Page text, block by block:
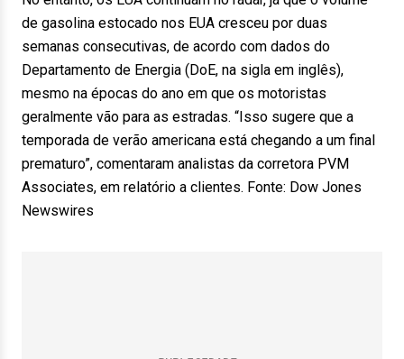
de gasolina estocado nos EUA cresceu por duas
semanas consecutivas, de acordo com dados do
Departamento de Energia (DoE, na sigla em inglês),
mesmo na épocas do ano em que os motoristas
geralmente vão para as estradas. “Isso sugere que a
temporada de verão americana está chegando a um final
prematuro”, comentaram analistas da corretora PVM
Associates, em relatório a clientes. Fonte: Dow Jones
Newswires